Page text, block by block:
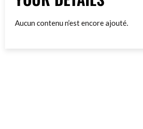
Aucun contenu n’est encore ajouté.